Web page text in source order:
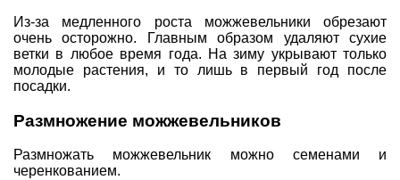
Из-за медленного роста можжевельники обрезают
очень осторожно. Главным образом удаляют сухие
ветки в любое время года. На зиму укрывают только
молодые растения, и то лишь в первый год после
посадки.
Размножение можжевельников
Размножать можжевельник можно семенами и
черенкованием.